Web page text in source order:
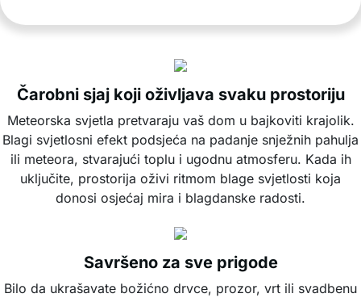
Čarobni sjaj koji oživljava svaku prostoriju
Meteorska svjetla pretvaraju vaš dom u bajkoviti krajolik.
Blagi svjetlosni efekt podsjeća na padanje snježnih pahulja
ili meteora, stvarajući toplu i ugodnu atmosferu. Kada ih
uključite, prostorija oživi ritmom blage svjetlosti koja
donosi osjećaj mira i blagdanske radosti.
Savršeno za sve prigode
Bilo da ukrašavate božićno drvce, prozor, vrt ili svadbenu